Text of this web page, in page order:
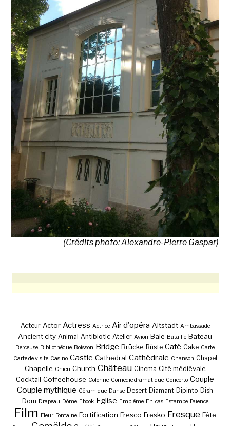
(Crédits photo: Alexandre-Pierre Gaspar)
Acteur Actor Actress Actrice Air d'opéra Altstadt Ambassade
Ancient city Animal Antibiotic Atelier Avion Baie Bataille Bateau
Berceuse Bibliothèque Boisson Bridge Brücke Büste Café Cake Carte
Carte de visite Casino Castle Cathedral Cathédrale Chanson Chapel
Chapelle Chien Church Château Cinema Cité médiévale
Cocktail Coffeehouse Colonne Comédie dramatique Concerto Couple
Couple mythique Céramique Danse Desert Diamant Dipinto Dish
Dom Drapeau Dôme Ebook Eglise Emblème En-cas Estampe Faïence
Film Fleur Fontaine Fortification Fresco Fresko Fresque Fête